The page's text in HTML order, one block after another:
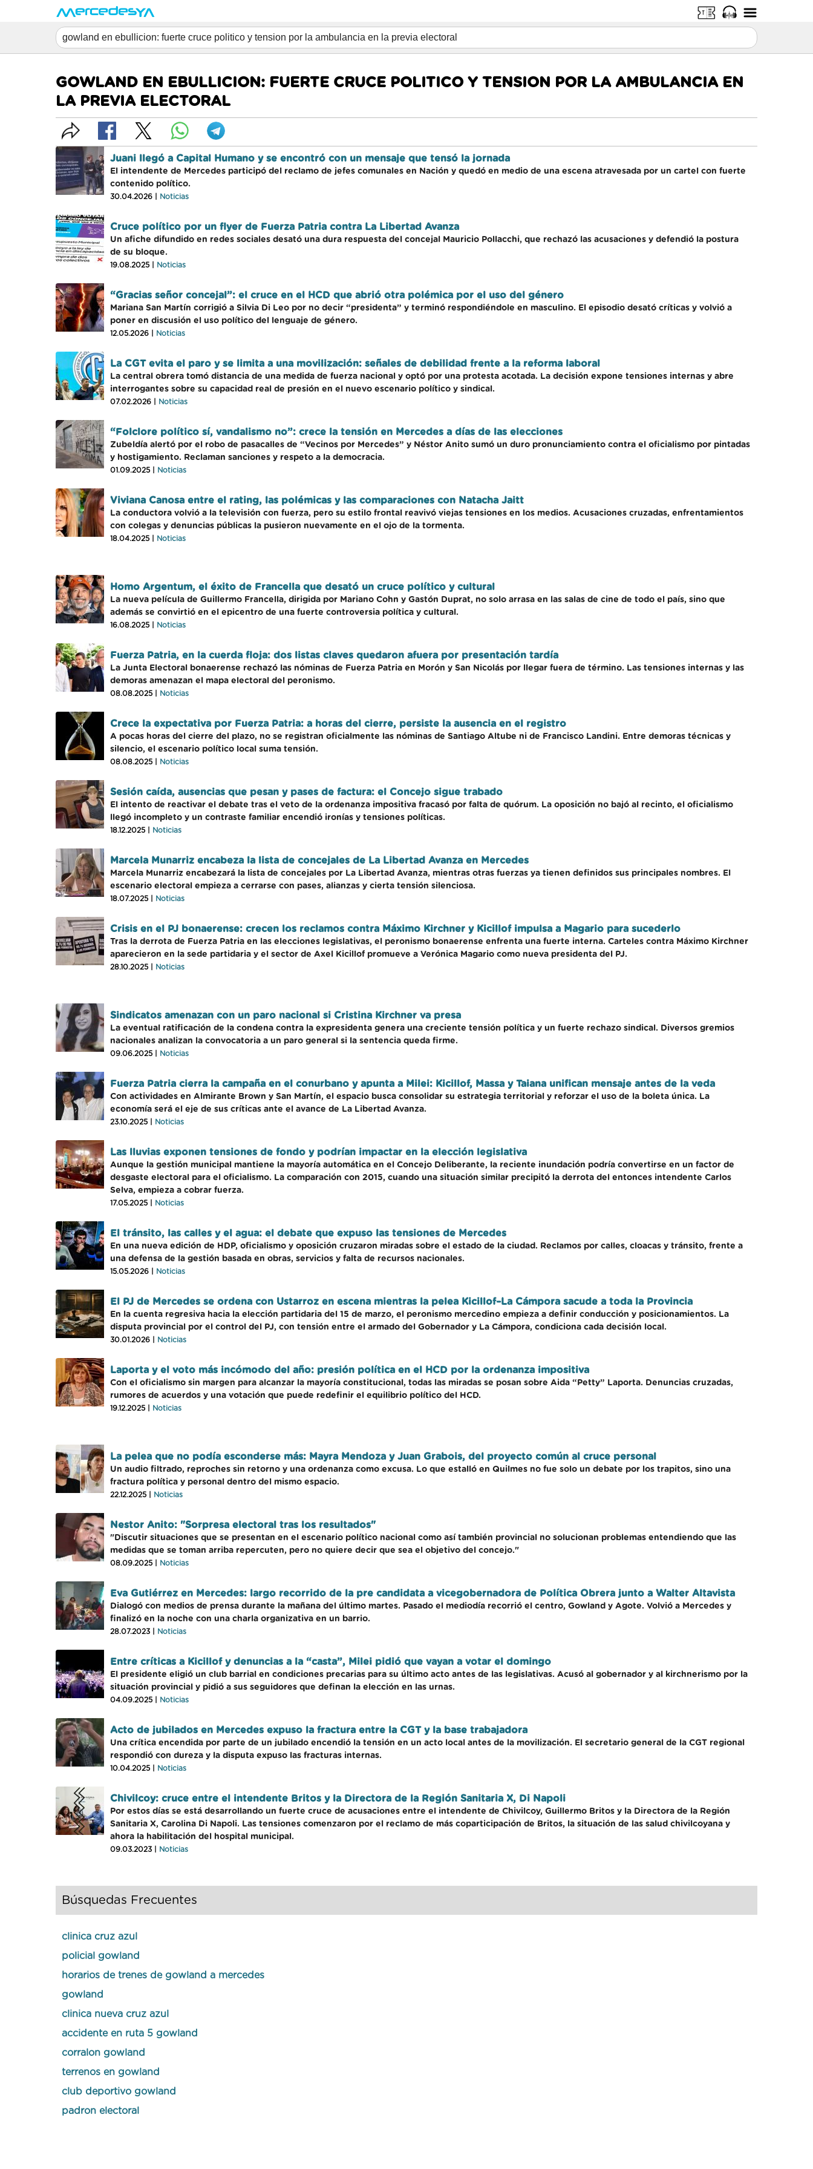
GOWLAND EN EBULLICION: FUERTE CRUCE POLITICO Y TENSION POR LA AMBULANCIA EN
LA PREVIA ELECTORAL
Juani llegó a Capital Humano y se encontró con un mensaje que tensó la jornada
El intendente de Mercedes participó del reclamo de jefes comunales en Nación y quedó en medio de una escena atravesada por un cartel con fuerte
contenido político.
30.04.2026 | Noticias
Cruce político por un flyer de Fuerza Patria contra La Libertad Avanza
Un afiche difundido en redes sociales desató una dura respuesta del concejal Mauricio Pollacchi, que rechazó las acusaciones y defendió la postura
de su bloque.
19.08.2025 | Noticias
“Gracias señor concejal”: el cruce en el HCD que abrió otra polémica por el uso del género
Mariana San Martín corrigió a Silvia Di Leo por no decir “presidenta” y terminó respondiéndole en masculino. El episodio desató críticas y volvió a
poner en discusión el uso político del lenguaje de género.
12.05.2026 | Noticias
La CGT evita el paro y se limita a una movilización: señales de debilidad frente a la reforma laboral
La central obrera tomó distancia de una medida de fuerza nacional y optó por una protesta acotada. La decisión expone tensiones internas y abre
interrogantes sobre su capacidad real de presión en el nuevo escenario político y sindical.
07.02.2026 | Noticias
“Folclore político sí, vandalismo no”: crece la tensión en Mercedes a días de las elecciones
Zubeldía alertó por el robo de pasacalles de “Vecinos por Mercedes” y Néstor Anito sumó un duro pronunciamiento contra el oficialismo por pintadas
y hostigamiento. Reclaman sanciones y respeto a la democracia.
01.09.2025 | Noticias
Viviana Canosa entre el rating, las polémicas y las comparaciones con Natacha Jaitt
La conductora volvió a la televisión con fuerza, pero su estilo frontal reavivó viejas tensiones en los medios. Acusaciones cruzadas, enfrentamientos
con colegas y denuncias públicas la pusieron nuevamente en el ojo de la tormenta.
18.04.2025 | Noticias
Homo Argentum, el éxito de Francella que desató un cruce político y cultural
La nueva película de Guillermo Francella, dirigida por Mariano Cohn y Gastón Duprat, no solo arrasa en las salas de cine de todo el país, sino que
además se convirtió en el epicentro de una fuerte controversia política y cultural.
16.08.2025 | Noticias
Fuerza Patria, en la cuerda floja: dos listas claves quedaron afuera por presentación tardía
La Junta Electoral bonaerense rechazó las nóminas de Fuerza Patria en Morón y San Nicolás por llegar fuera de término. Las tensiones internas y las
demoras amenazan el mapa electoral del peronismo.
08.08.2025 | Noticias
Crece la expectativa por Fuerza Patria: a horas del cierre, persiste la ausencia en el registro
A pocas horas del cierre del plazo, no se registran oficialmente las nóminas de Santiago Altube ni de Francisco Landini. Entre demoras técnicas y
silencio, el escenario político local suma tensión.
08.08.2025 | Noticias
Sesión caída, ausencias que pesan y pases de factura: el Concejo sigue trabado
El intento de reactivar el debate tras el veto de la ordenanza impositiva fracasó por falta de quórum. La oposición no bajó al recinto, el oficialismo
llegó incompleto y un contraste familiar encendió ironías y tensiones políticas.
18.12.2025 | Noticias
Marcela Munarriz encabeza la lista de concejales de La Libertad Avanza en Mercedes
Marcela Munarriz encabezará la lista de concejales por La Libertad Avanza, mientras otras fuerzas ya tienen definidos sus principales nombres. El
escenario electoral empieza a cerrarse con pases, alianzas y cierta tensión silenciosa.
18.07.2025 | Noticias
Crisis en el PJ bonaerense: crecen los reclamos contra Máximo Kirchner y Kicillof impulsa a Magario para sucederlo
Tras la derrota de Fuerza Patria en las elecciones legislativas, el peronismo bonaerense enfrenta una fuerte interna. Carteles contra Máximo Kirchner
aparecieron en la sede partidaria y el sector de Axel Kicillof promueve a Verónica Magario como nueva presidenta del PJ.
28.10.2025 | Noticias
Sindicatos amenazan con un paro nacional si Cristina Kirchner va presa
La eventual ratificación de la condena contra la expresidenta genera una creciente tensión política y un fuerte rechazo sindical. Diversos gremios
nacionales analizan la convocatoria a un paro general si la sentencia queda firme.
09.06.2025 | Noticias
Fuerza Patria cierra la campaña en el conurbano y apunta a Milei: Kicillof, Massa y Taiana unifican mensaje antes de la veda
Con actividades en Almirante Brown y San Martín, el espacio busca consolidar su estrategia territorial y reforzar el uso de la boleta única. La
economía será el eje de sus críticas ante el avance de La Libertad Avanza.
23.10.2025 | Noticias
Las lluvias exponen tensiones de fondo y podrían impactar en la elección legislativa
Aunque la gestión municipal mantiene la mayoría automática en el Concejo Deliberante, la reciente inundación podría convertirse en un factor de
desgaste electoral para el oficialismo. La comparación con 2015, cuando una situación similar precipitó la derrota del entonces intendente Carlos
Selva, empieza a cobrar fuerza.
17.05.2025 | Noticias
El tránsito, las calles y el agua: el debate que expuso las tensiones de Mercedes
En una nueva edición de HDP, oficialismo y oposición cruzaron miradas sobre el estado de la ciudad. Reclamos por calles, cloacas y tránsito, frente a
una defensa de la gestión basada en obras, servicios y falta de recursos nacionales.
15.05.2026 | Noticias
El PJ de Mercedes se ordena con Ustarroz en escena mientras la pelea Kicillof–La Cámpora sacude a toda la Provincia
En la cuenta regresiva hacia la elección partidaria del 15 de marzo, el peronismo mercedino empieza a definir conducción y posicionamientos. La
disputa provincial por el control del PJ, con tensión entre el armado del Gobernador y La Cámpora, condiciona cada decisión local.
30.01.2026 | Noticias
Laporta y el voto más incómodo del año: presión política en el HCD por la ordenanza impositiva
Con el oficialismo sin margen para alcanzar la mayoría constitucional, todas las miradas se posan sobre Aida “Petty” Laporta. Denuncias cruzadas,
rumores de acuerdos y una votación que puede redefinir el equilibrio político del HCD.
19.12.2025 | Noticias
La pelea que no podía esconderse más: Mayra Mendoza y Juan Grabois, del proyecto común al cruce personal
Un audio filtrado, reproches sin retorno y una ordenanza como excusa. Lo que estalló en Quilmes no fue solo un debate por los trapitos, sino una
fractura política y personal dentro del mismo espacio.
22.12.2025 | Noticias
Nestor Anito: "Sorpresa electoral tras los resultados"
"Discutir situaciones que se presentan en el escenario político nacional como así también provincial no solucionan problemas entendiendo que las
medidas que se toman arriba repercuten, pero no quiere decir que sea el objetivo del concejo."
08.09.2025 | Noticias
Eva Gutiérrez en Mercedes: largo recorrido de la pre candidata a vicegobernadora de Política Obrera junto a Walter Altavista
Dialogó con medios de prensa durante la mañana del último martes. Pasado el mediodía recorrió el centro, Gowland y Agote. Volvió a Mercedes y
finalizó en la noche con una charla organizativa en un barrio.
28.07.2023 | Noticias
Entre críticas a Kicillof y denuncias a la “casta”, Milei pidió que vayan a votar el domingo
El presidente eligió un club barrial en condiciones precarias para su último acto antes de las legislativas. Acusó al gobernador y al kirchnerismo por la
situación provincial y pidió a sus seguidores que definan la elección en las urnas.
04.09.2025 | Noticias
Acto de jubilados en Mercedes expuso la fractura entre la CGT y la base trabajadora
Una crítica encendida por parte de un jubilado encendió la tensión en un acto local antes de la movilización. El secretario general de la CGT regional
respondió con dureza y la disputa expuso las fracturas internas.
10.04.2025 | Noticias
Chivilcoy: cruce entre el intendente Britos y la Directora de la Región Sanitaria X, Di Napoli
Por estos días se está desarrollando un fuerte cruce de acusaciones entre el intendente de Chivilcoy, Guillermo Britos y la Directora de la Región
Sanitaria X, Carolina Di Napoli. Las tensiones comenzaron por el reclamo de más coparticipación de Britos, la situación de las salud chivilcoyana y
ahora la habilitación del hospital municipal.
09.03.2023 | Noticias
Búsquedas Frecuentes
clinica cruz azul
policial gowland
horarios de trenes de gowland a mercedes
gowland
clinica nueva cruz azul
accidente en ruta 5 gowland
corralon gowland
terrenos en gowland
club deportivo gowland
padron electoral